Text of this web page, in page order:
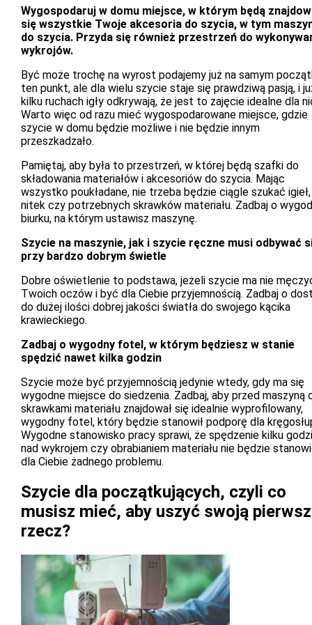
Wygospodaruj w domu miejsce, w którym będą
się wszystkie Twoje akcesoria do szycia, w tym
do szycia. Przyda się również przestrzeń do
wykrojów.
Być może trochę na wyrost podajemy już na samym
ten punkt, ale dla wielu szycie staje się prawdziwą pasją, i
kilku ruchach igły odkrywają, że jest to zajęcie idealne dla
Warto więc od razu mieć wygospodarowane miejsce, gdzie
szycie w domu będzie możliwe i nie będzie innym
przeszkadzało.
Pamiętaj, aby była to przestrzeń, w której będą szafki do
składowania materiałów i akcesoriów do szycia. Mając
wszystko poukładane, nie trzeba będzie ciągle szukać igieł,
nitek czy potrzebnych skrawków materiału. Zadbaj o
biurku, na którym ustawisz maszynę.
Szycie na maszynie, jak i szycie ręczne musi odbywać
przy bardzo dobrym świetle
Dobre oświetlenie to podstawa, jeżeli szycie ma nie
Twoich oczów i być dla Ciebie przyjemnością. Zadbaj o
do dużej ilości dobrej jakości światła do swojego kącika
krawieckiego.
Zadbaj o wygodny fotel, w którym będziesz w stanie
spędzić nawet kilka godzin
Szycie może być przyjemnością jedynie wtedy, gdy ma się
wygodne miejsce do siedzenia. Zadbaj, aby przed maszyną
skrawkami materiału znajdował się idealnie wyprofilowany,
wygodny fotel, który będzie stanowił podporę dla
Wygodne stanowisko pracy sprawi, że spędzenie kilku
nad wykrojem czy obrabianiem materiału nie będzie
dla Ciebie żadnego problemu.
Szycie dla początkujących, czyli co
musisz mieć, aby uszyć swoją
rzecz?